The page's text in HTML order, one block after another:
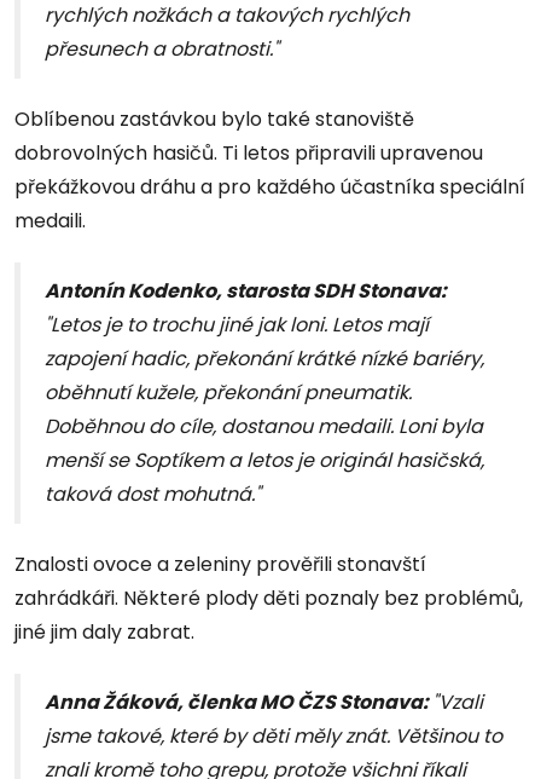
rychlých nožkách a takových rychlých
přesunech a obratnosti."
Oblíbenou zastávkou bylo také stanoviště
dobrovolných hasičů. Ti letos připravili upravenou
překážkovou dráhu a pro každého účastníka speciální
medaili.
Antonín Kodenko, starosta SDH Stonava:
"Letos je to trochu jiné jak loni. Letos mají
zapojení hadic, překonání krátké nízké bariéry,
oběhnutí kužele, překonání pneumatik.
Doběhnou do cíle, dostanou medaili. Loni byla
menší se Soptíkem a letos je originál hasičská,
taková dost mohutná."
Znalosti ovoce a zeleniny prověřili stonavští
zahrádkáři. Některé plody děti poznaly bez problémů,
jiné jim daly zabrat.
Anna Žáková, členka MO ČZS Stonava: "Vzali
jsme takové, které by děti měly znát. Většinou to
znali kromě toho grepu, protože všichni říkali